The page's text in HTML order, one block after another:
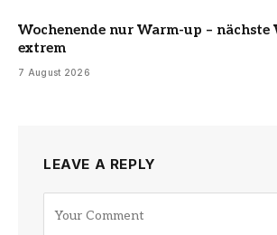
Wochenende nur Warm-up – nächste
extrem
7 August 2026
LEAVE A REPLY